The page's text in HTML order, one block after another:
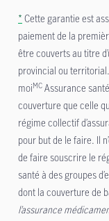
* Cette garantie est
paiement de la
être couverts au titre
provincial ou
moiMC Assurance
couverture que celle
régime collectif
pour but de le faire. Il
de faire souscrire le
santé à des groupes
dont la couverture de
l’assurance